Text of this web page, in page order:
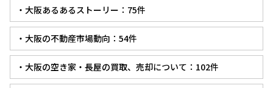
・大阪あるあるストーリー：75件
・大阪の不動産市場動向：54件
・大阪の空き家・長屋の買取、売却について：102件